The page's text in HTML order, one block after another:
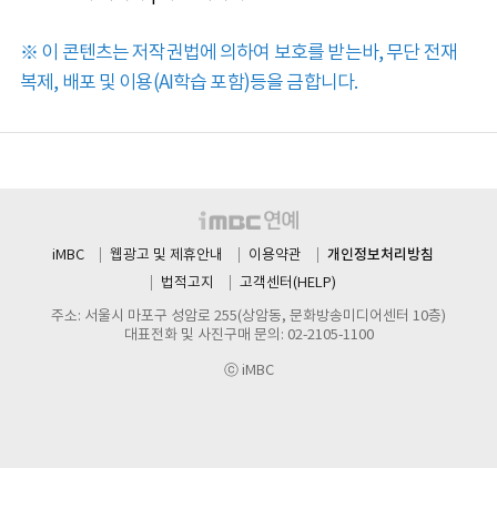
※ 이 콘텐츠는 저작권법에 의하여 보호를 받는바, 무단 전재
복제, 배포 및 이용(AI학습 포함)등을 금합니다.
iMBC 웹광고 및 제휴안내 이용약관 개인정보처리방침
법적고지
고객센터(HELP)
주소: 서울시 마포구 성암로 255(상암동, 문화방송미디어센터 10층)
대표전화 및 사진구매 문의: 02-2105-1100
ⓒ iMBC